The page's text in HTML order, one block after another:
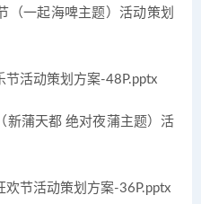
（一起海啤主题）活动策划
活动策划方案-48P.pptx
新蒲天都 绝对夜蒲主题）活
节活动策划方案-36P.pptx